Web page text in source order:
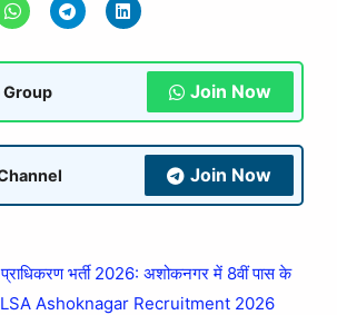
Join Now
Join Now
प्राधिकरण भर्ती 2026: अशोकनगर में 8वीं पास के
DLSA Ashoknagar Recruitment 2026